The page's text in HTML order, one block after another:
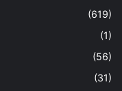
(619)
(1)
(56)
(31)